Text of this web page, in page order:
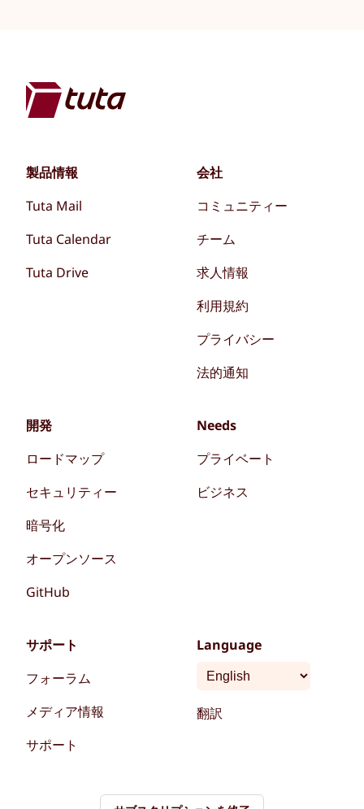
製品情報
Tuta Mail
Tuta Calendar
Tuta Drive
会社
コミュニティー
チーム
求人情報
利用規約
プライバシー
法的通知
開発
ロードマップ
セキュリティー
暗号化
オープンソース
GitHub
Needs
プライベート
ビジネス
サポート
フォーラム
メディア情報
サポート
Language
翻訳